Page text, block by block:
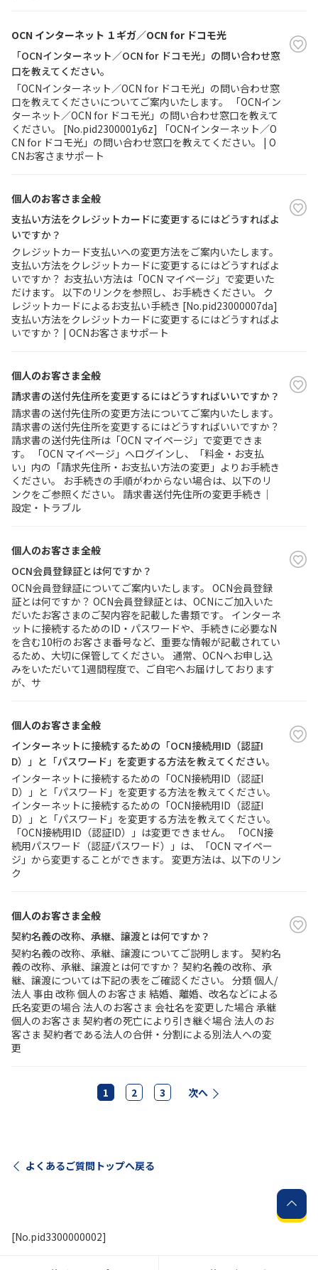
OCN インターネット １ギガ／OCN for ドコモ光
「OCNインターネット／OCN for ドコモ光」の問い合わせ窓
口を教えてください。
「OCNインターネット／OCN for ドコモ光」の問い合わせ窓
口を教えてくださいについてご案内いたします。 「OCNイン
ターネット／OCN for ドコモ光」の問い合わせ窓口を教えて
ください。 [No.pid2300001y6z] 「OCNインターネット／O
CN for ドコモ光」の問い合わせ窓口を教えてください。 | O
CNお客さまサポート
個人のお客さま全般
支払い方法をクレジットカードに変更するにはどうすればよ
いですか？
クレジットカード支払いへの変更方法をご案内いたします。
支払い方法をクレジットカードに変更するにはどうすればよ
いですか？ お支払い方法は「OCN マイページ」で変更いた
だけます。 以下のリンクを参照し、お手続きください。 ク
レジットカードによるお支払い手続き [No.pid23000007da]
支払い方法をクレジットカードに変更するにはどうすればよ
いですか？ | OCNお客さまサポート
個人のお客さま全般
請求書の送付先住所を変更するにはどうすればいいですか？
請求書の送付先住所の変更方法についてご案内いたします。
請求書の送付先住所を変更するにはどうすればいいですか？
請求書の送付先住所は「OCN マイページ」で変更できま
す。 「OCN マイページ」へログインし、「料金・お支払
い」内の「請求先住所・お支払い方法の変更」よりお手続き
ください。 お手続きの手順がわからない場合は、以下のリ
ンクをご参照ください。 請求書送付先住所の変更手続き｜
設定・トラブル
個人のお客さま全般
OCN会員登録証とは何ですか？
OCN会員登録証についてご案内いたします。 OCN会員登録
証とは何ですか？ OCN会員登録証とは、OCNにご加入いた
だいたお客さまのご契内容を記載した書類です。 インターネ
ットに接続するためのID・パスワードや、手続きに必要なN
を含む10桁のお客さま番号など、重要な情報が記載されてい
るため、大切に保管してください。 通常、OCNへお申し込
みをいただいて1週間程度で、ご自宅へお届けしております
が、サ
個人のお客さま全般
インターネットに接続するための「OCN接続用ID（認証I
D）」と「パスワード」を変更する方法を教えてください。
インターネットに接続するための「OCN接続用ID（認証I
D）」と「パスワード」を変更する方法を教えてください。
インターネットに接続するための「OCN接続用ID（認証I
D）」と「パスワード」を変更する方法を教えてください。
「OCN接続用ID（認証ID）」は変更できません。 「OCN接
続用パスワード（認証パスワード）」は、「OCN マイペー
ジ」から変更することができます。 変更方法は、以下のリン
ク
個人のお客さま全般
契約名義の改称、承継、譲渡とは何ですか？
契約名義の改称、承継、譲渡についてご説明します。 契約名
義の改称、承継、譲渡とは何ですか？ 契約名義の改称、承
継、譲渡については下記の表をご確認ください。 分類 個人/
法人 事由 改称 個人のお客さま 結婚、離婚、改名などによる
氏名変更の場合 法人のお客さま 会社名を変更した場合 承継
個人のお客さま 契約者の死亡により引き継ぐ場合 法人のお
客さま 契約者である法人の合併・分割による別法人への変
更
1 2 3 次へ
よくあるご質問トップへ戻る
[No.pid3300000002]